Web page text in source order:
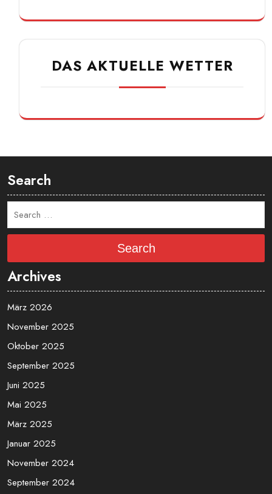
DAS AKTUELLE WETTER
Search
Search
Archives
März 2026
November 2025
Oktober 2025
September 2025
Juni 2025
Mai 2025
März 2025
Januar 2025
November 2024
September 2024